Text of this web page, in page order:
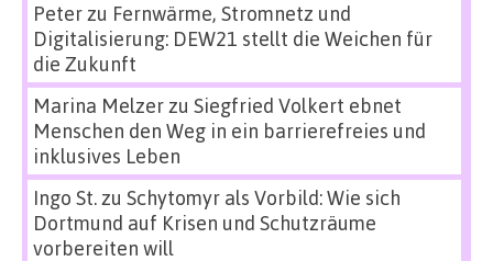
Peterzu Fernwärme, Stromnetz und
Digitalisierung: DEW21 stellt die Weichen für
die Zukunft
Marina Melzerzu Siegfried Volkert ebnet
Menschen den Weg in ein barrierefreies und
inklusives Leben
Ingo St.zu Schytomyr als Vorbild: Wie sich
Dortmund auf Krisen und Schutzräume
vorbereiten will